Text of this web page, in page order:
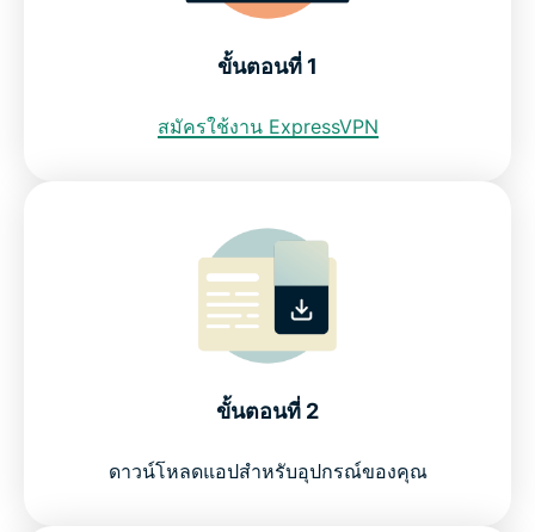
ข้อจำกัดทางอินเทอร์เน็ตในสวีเดน
ExpressVPN สำหรับทุกประเทศ
ดูว่าทำไม ExpressVPN จึงเป็น VPN สวีเดนที่ผู้ใช้งาน
อินเทอร์เน็ตให้ความเชื่อมั่น
ขั้นตอนที่ 1
สมัครใช้งาน ExpressVPN
ขั้นตอนที่ 2
ดาวน์โหลดแอปสำหรับอุปกรณ์ของคุณ